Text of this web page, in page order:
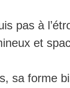
pas à
et
sa forme